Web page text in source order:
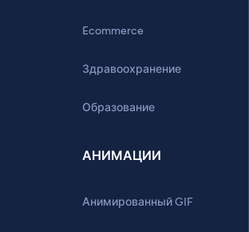
Ecommerce
Здравоохранение
Образование
АНИМАЦИИ
Анимированный GIF